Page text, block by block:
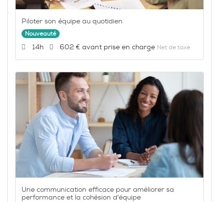
Piloter son équipe au quotidien
Nouveauté
Durée :
14h Prix :
602 € Net de taxe
Une communication efficace pour améliorer sa
performance et la cohésion d'équipe